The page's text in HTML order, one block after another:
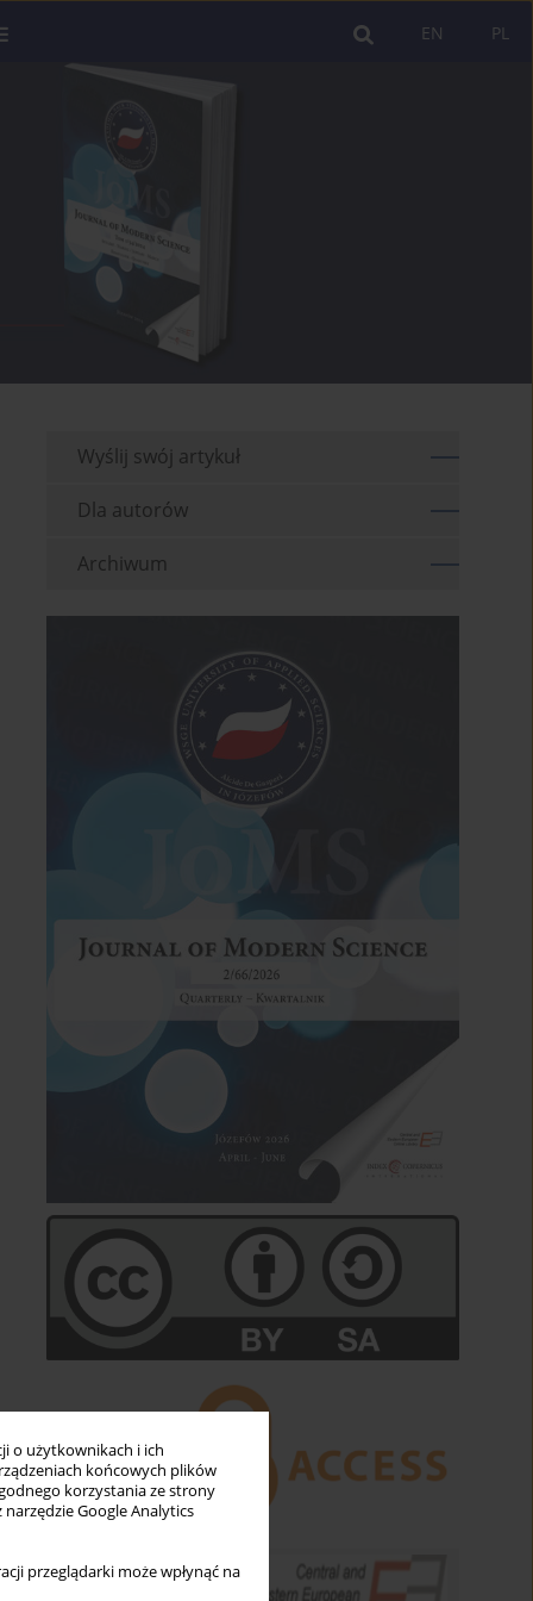
o użytkownikach i ich
końcowych plików
korzystania ze strony
Google Analytics
przeglądarki może wpłynąć na
PL
EN
Wyślij swój artykuł
Dla autorów
Archiwum